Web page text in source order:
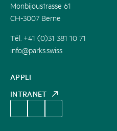
APPLI
INTRANET
Monbijoustrasse 61
CH-3007 Berne
Tél. +41 (0)31 381 10 71
info@parks.swiss